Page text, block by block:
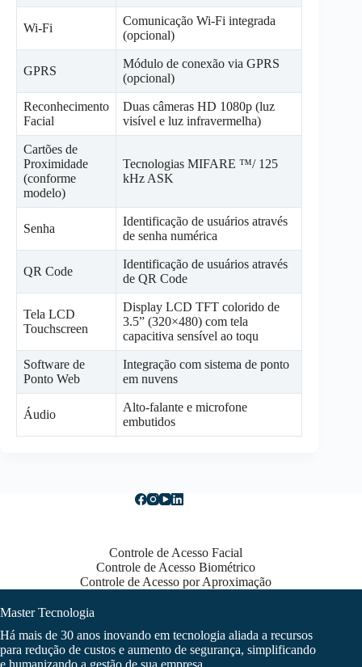
Wi-Fi
Comunicação Wi-Fi integrada
(opcional)
GPRS
Módulo de conexão via GPRS
(opcional)
Reconhecimento
Facial
Duas câmeras HD 1080p (luz
visível e luz infravermelha)
Cartões de
Proximidade
(conforme
modelo)
Tecnologias MIFARE ™/ 125
kHz ASK
Senha
Identificação de usuários através
de senha numérica
QR Code
Identificação de usuários através
de QR Code
Tela LCD
Touchscreen
Display LCD TFT colorido de
3.5” (320×480) com tela
capacitiva sensível ao toqu
Software de
Ponto Web
Integração com sistema de ponto
em nuvens
Áudio
Alto-falante e microfone
embutidos
Controle de Acesso Facial
Controle de Acesso Biométrico
Controle de Acesso por Aproximação
Master Tecnologia
Há mais de 30 anos inovando em tecnologia aliada a recursos
para redução de custos e aumento de segurança, simplificando
e humanizando a gestão de sua empresa.